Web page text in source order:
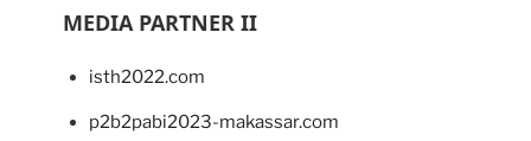
MEDIA PARTNER II
isth2022.com
p2b2pabi2023-makassar.com